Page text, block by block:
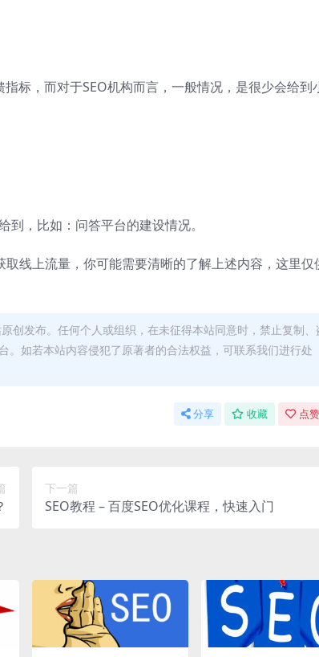
标，而对于SEO机构而言，一般情况，是很少会给到
，比如：问答平台的建设情况。
线上流量，你可能需要清晰的了解上述内容，这里仅
创发布。任何个人或组织，在未征得本站同意时，禁止复制、
。如若本站内容侵犯了原著者的合法权益，可联系我们进行处
分享 收藏 点
下一篇
SEO教程 – 百度SEO优化课程，快速入门